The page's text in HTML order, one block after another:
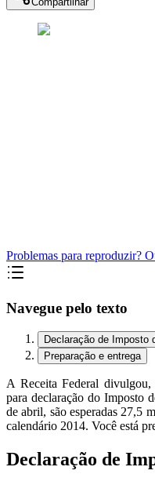
Problemas para reproduzir?
Navegue pelo texto
Declaração de Imposto
Preparação e entrega
A Receita Federal
para declaração do Imposto
de abril, são esperadas 27,5
calendário 2014. Você está
Declaração de